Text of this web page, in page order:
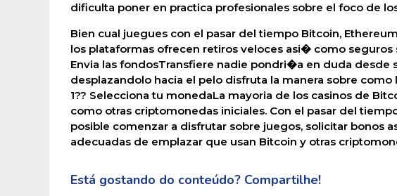
dificulta poner en practica profesionales sobre el foco de
Bien cual juegues con el pasar del tiempo Bitcoin,
los plataformas ofrecen retiros veloces asi� como
Envia las fondosTransfiere nadie pondri�a en duda desde
desplazandolo hacia el pelo disfruta la manera sobre
1?? Selecciona tu monedaLa mayoria de los casinos de
como otras criptomonedas iniciales. Con el pasar del
posible comenzar a disfrutar sobre juegos, solicitar bonos
adecuadas de emplazar que usan Bitcoin y otras
Está gostando do conteúdo? Compartilhe!